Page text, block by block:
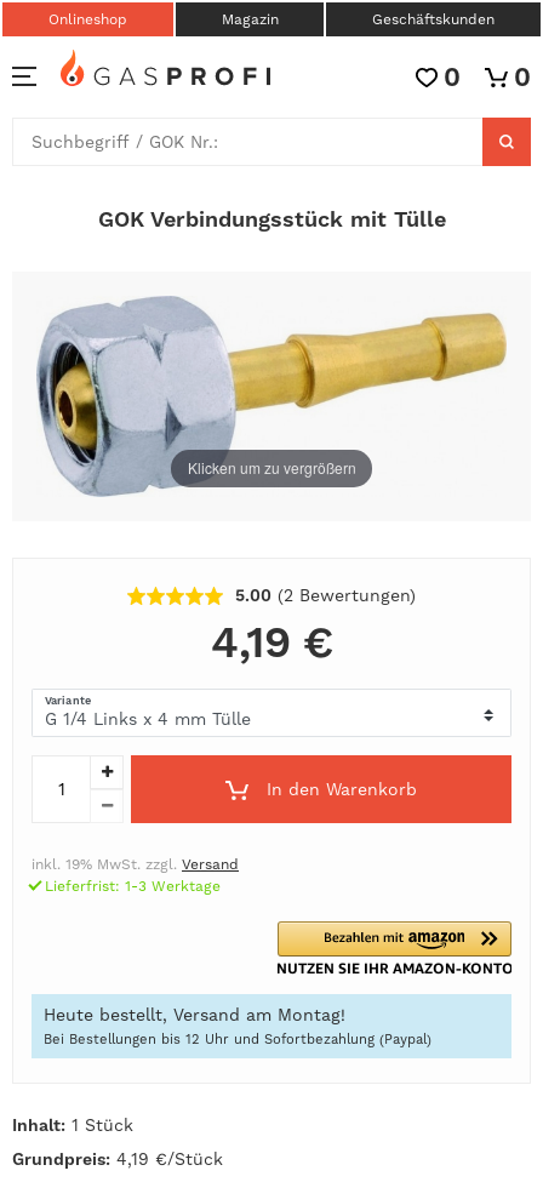
Onlineshop Magazin Geschäftskunden
0 0
GOK Verbindungsstück mit Tülle
Klicken um zu vergrößern
Inhalt: 1 Stück
Grundpreis: 4,19 €/Stück
5.00 (2 Bewertungen)
4,19 €
Variante
In den Warenkorb
inkl. 19% MwSt. zzgl. Versand
Lieferfrist: 1-3 Werktage
Heute bestellt, Versand am Montag!
Bei Bestellungen bis 12 Uhr und Sofortbezahlung (Paypal)